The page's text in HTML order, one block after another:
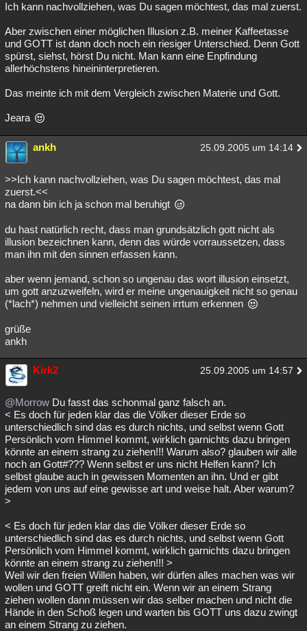
Ich kann nachvollziehen, was Du sagen möchtest, das mal zuerst.
Aber zwischen einer möglichen Illusion z.B. meiner Kaffeetasse
und GOTT ist dann doch noch ein riesiger Unterschied. Denn Gott
spürst, siehst, hörst Du nicht. Man kann eine Enpfindung
allerhöchstens hineininterpretieren.
Das meinte ich mit dem Vergleich zwischen Materie und Gott.
Jeara
ankh 25.09.2005 um 14:14
>>Ich kann nachvollziehen, was Du sagen möchtest, das mal
zuerst.<<
na dann bin ich ja schon mal beruhigt
du hast natürlich recht, dass man grundsätzlich gott nicht als
illusion bezeichnen kann, denn das würde vorraussetzen, dass
man ihn mit den sinnen erfassen kann.
aber wenn jemand, schon so ungenau das wort illusion einsetzt,
um gott anzuzweifeln, wird er meine ungenauigkeit nicht so genau
(*lach*) nehmen und vielleicht seinen irrtum erkennen
grüße
ankh
Kirk2 25.09.2005 um 14:57
@Morrow Du fasst das schonmal ganz falsch an.
< Es doch für jeden klar das die Völker dieser Erde so
unterschiedlich sind das es durch nichts, und selbst wenn Gott
Persönlich vom Himmel kommt, wirklich garnichts dazu bringen
könnte an einem strang zu ziehen!!! Warum also? glauben wir alle
noch an Gott#??? Wenn selbst er uns nicht Helfen kann? Ich
selbst glaube auch in gewissen Momenten an ihn. Und er gibt
jedem von uns auf eine gewisse art und weise halt. Aber warum?
>
< Es doch für jeden klar das die Völker dieser Erde so
unterschiedlich sind das es durch nichts, und selbst wenn Gott
Persönlich vom Himmel kommt, wirklich garnichts dazu bringen
könnte an einem strang zu ziehen!!! >
Weil wir den freien Willen haben, wir dürfen alles machen was wir
wollen und GOTT greift nicht ein. Wenn wir an einem Strang
ziehen wollen dann müssen wir das selber machen und nicht die
Hände in den Schoß legen und warten bis GOTT uns dazu zwingt
an einem Strang zu ziehen.